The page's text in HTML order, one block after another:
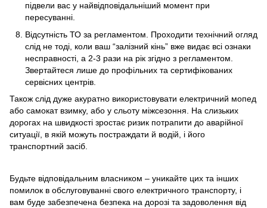
підвели вас у найвідповідальніший момент при
пересуванні.
Відсутність ТО за регламентом. Проходити технічний огляд
слід не тоді, коли ваш “залізний кінь” вже видає всі ознаки
несправності, а 2-3 рази на рік згідно з регламентом.
Звертайтеся лише до профільних та сертифікованих
сервісних центрів.
Також слід дуже акуратно використовувати електричний мопед
або самокат взимку, або у сльоту міжсезоння. На слизьких
дорогах на швидкості зростає ризик потрапити до аварійної
ситуації, в якій можуть постраждати й водій, і його
транспортний засіб.
Будьте відповідальним власником – уникайте цих та інших
помилок в обслуговуванні свого електричного транспорту, і
вам буде забезпечена безпека на дорозі та задоволення від